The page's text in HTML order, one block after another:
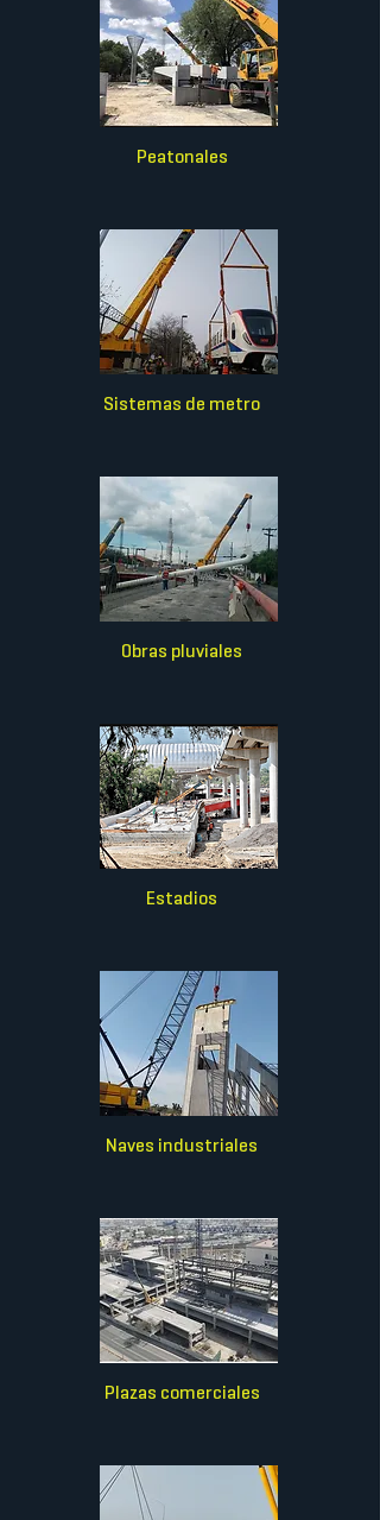
Peatonales
Sistemas de metro
Obras pluviales
Estadios
Naves industriales
Plazas comerciales